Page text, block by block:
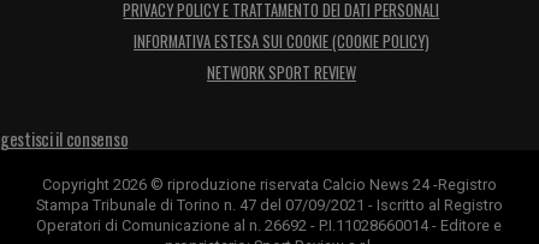
PRIVACY POLICY E TRATTAMENTO DEI DATI PERSONALI
INFORMATIVA ESTESA SUI COOKIE (COOKIE POLICY)
NETWORK SPORT REVIEW
gestisci il consenso
Copyright 2026 © riproduzione riservata Calcio News 24 -Registro
Stampa Tribunale di Torino n. 47 del 07/09/2021 - Iscritto al Registro
Operatori di Comunicazione al n. 26692 - P.I.11028660014 - Editore e